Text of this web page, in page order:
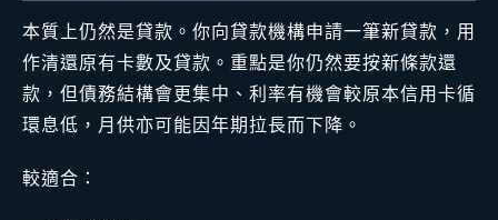
本質上仍然是貸款。你向貸款機構申請一筆新貸款，用
作清還原有卡數及貸款。重點是你仍然要按新條款還
款，但債務結構會更集中、利率有機會較原本信用卡循
環息低，月供亦可能因年期拉長而下降。
較適合：